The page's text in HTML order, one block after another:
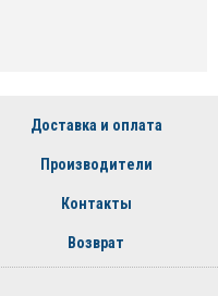
Доставка и оплата
Производители
Контакты
Возврат